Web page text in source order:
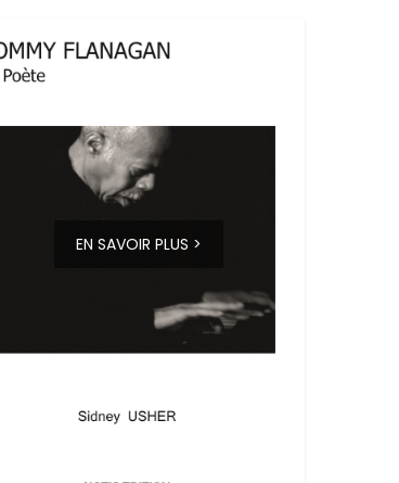
EN SAVOIR PLUS >